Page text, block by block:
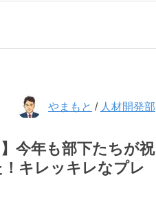
やまもと / 人材開発部
】今年も部下たちが祝
キレッキレなプレ